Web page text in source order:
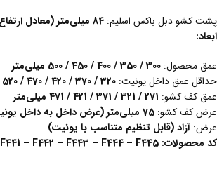
پشت کشو دبل باکس اسلیم: 84 میلی‌متر (معادل ارتفاع کل 110
ابعاد:
عمق محصول: 300 / 350 / 400 / 450 / 500 میلی‌متر
حداقل عمق داخل یونیت: 320 / 370 / 420 / 470 / 520 میلی‌متر
عمق کف کشو: 271 / 321 / 371 / 421 / 471 میلی‌متر
عرض کف کشو: 75 میلی‌متر (عرض داخل به داخل یونیت)
عرض: آزاد (قابل تنظیم متناسب با یونیت)
کد محصولات:
F441 – F442 – F443 – F444 – F445